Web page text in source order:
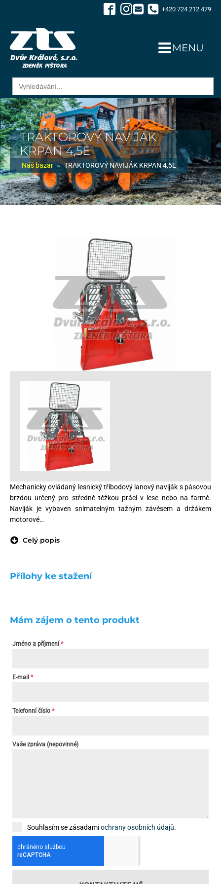
+420 724 212 479
MENU
Search
for:
TRAKTOROVÝ NAVIJÁK
KRPAN 4,5E
Náš bazar » TRAKTOROVÝ NAVIJÁK KRPAN 4,5E
Mechanicky ovládaný lesnický tříbodový lanový naviják s pásovou
brzdou určený pro středně těžkou práci v lese nebo na farmě.
Naviják je vybaven snímatelným tažným závěsem a držákem
motorové…
Celý popis
Přílohy ke stažení
Mám zájem o tento produkt
Jméno a příjmení *
E-mail *
Telefonní číslo *
Vaše zpráva (nepovinné)
Souhlasím se zásadamiochrany osobních údajů.